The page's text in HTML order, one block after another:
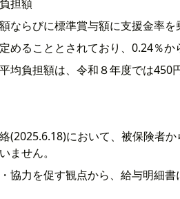
担額
ならびに標準賞与額に支援金率を
めることとされており、0.24％
均負担額は、令和８年度では450
(2025.6.18)において、被保険者
ません。
協力を促す観点から、給与明細